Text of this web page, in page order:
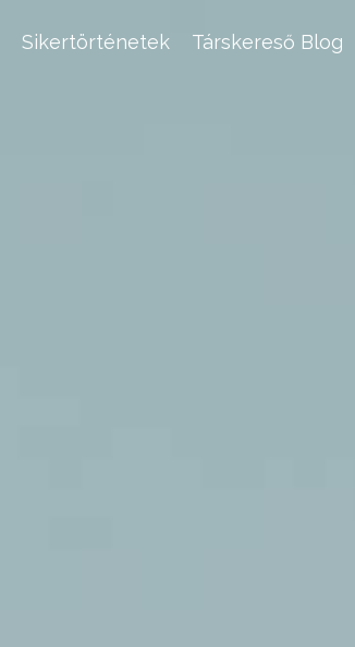
Sikertörténetek Társkereső Blog